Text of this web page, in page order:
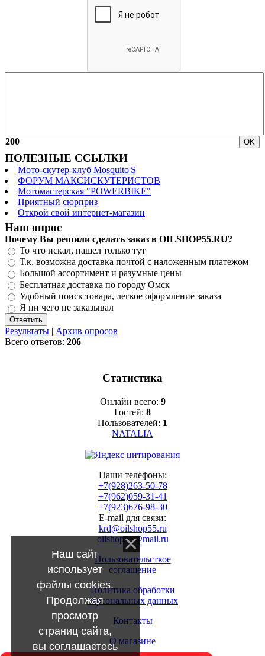
200
ПОЛЕЗНЫЕ ССЫЛКИ
Мото-скутер-клуб Mosquito'S
ФОРУМ МАКСИСКУТЕРИСТОВ
Мотомастерская "POWERBIKE"
Приятный сюрприз
Открой свой интернет-магазин
Наш опрос
Почему Вы решили сделать заказ в OILSHOP55.RU?
То что искал, нашел только тут
Т.к. возможна доставка почтой с наложенным платежом
Большой ассортимент и разумные цены
Бесплатная доставка по городу Омск
Удобный поиск товара, легкое оформление заказа
Я ни чего не заказывал
Результаты | Архив опросов
Всего ответов: 206
Статистика
Онлайн всего: 9
Гостей: 8
Пользователей: 1
NATALIA
Наши телефоны:
+7(928)263-50-78
+7(962)059-31-41
+7(923)676-98-30
E-mail для связи:
krd@oilshop55.ru
oilshop55@mail.ru
Пользовательсткое
соглашение
Политика обработки
персональных данных
Контакты
О магазине
Наш сайт
использует
файлы cookies.
Продолжая
просмотр
страниц сайта,
вы соглашаетесь